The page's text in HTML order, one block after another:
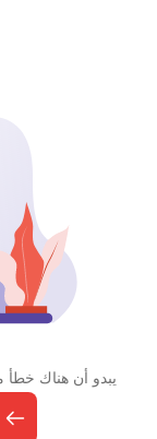
يبدو أن هناك خطأ